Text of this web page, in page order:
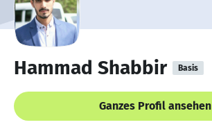
Hammad Shabbir Basis
Ganzes Profil ansehen